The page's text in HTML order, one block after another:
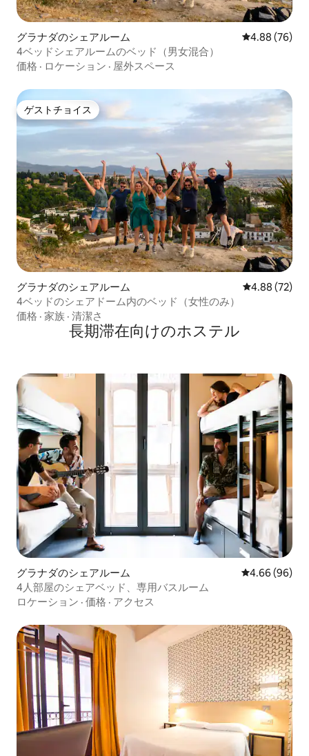
グラナダのシェアルーム レビュー76
4.88 (76)
4ベッドシェアルームのベッド（男女混合）
価格 · ロケーション · 屋外スペース
ゲストチョイス
ゲストチョイス
グラナダのシェアルーム レビュー72
4.88 (72)
4ベッドのシェアドーム内のベッド（女性のみ）
価格 · 家族 · 清潔さ
長期滞在向けのホステル
グラナダのシェアルーム レビュー96件
4.66 (96)
4人部屋のシェアベッド、専用バスルーム
ロケーション · 価格 · アクセス